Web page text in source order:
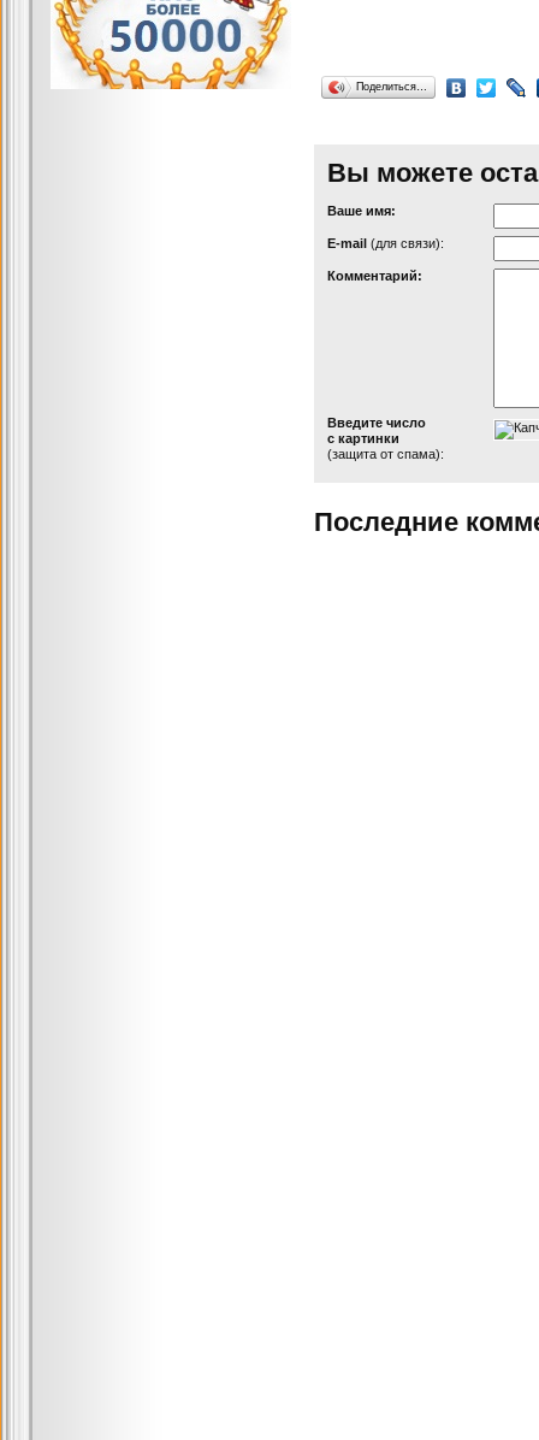
Поделиться…
Вы можете
Ваше имя:
Е-mail (для связи):
Комментарий:
Введите число
с картинки
(защита от спама):
Последние